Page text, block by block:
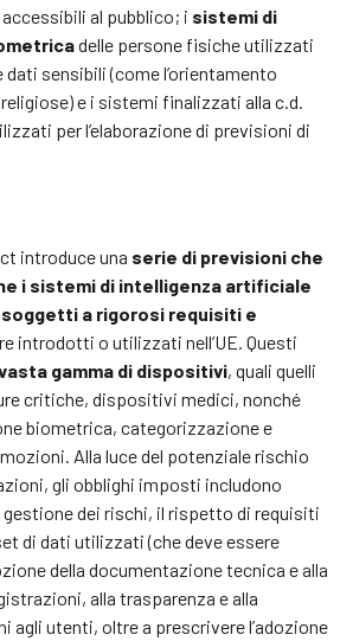
al pubblico; i sistemi di
delle persone fisiche utilizzati
dati sensibili (come l’orientamento
e i sistemi finalizzati alla c.d.
per l’elaborazione di previsioni di
introduce una serie di previsioni che
i sistemi di intelligenza artificiale
a rigorosi requisiti e
introdotti o utilizzati nell’UE. Questi
gamma di dispositivi, quali quelli
critiche, dispositivi medici, nonché
biometrica, categorizzazione e
Alla luce del potenziale rischio
gli obblighi imposti includono
gestione dei rischi, il rispetto di requisiti
di dati utilizzati (che deve essere
della documentazione tecnica e alla
alla trasparenza e alla
agli utenti, oltre a prescrivere l’adozione